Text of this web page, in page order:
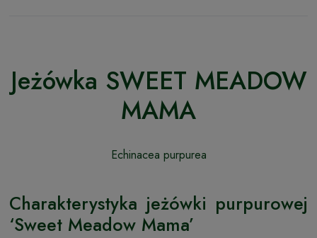
Jeżówka SWEET MEADOW
MAMA
Echinacea purpurea
Charakterystyka jeżówki purpurowej
‘Sweet Meadow Mama’